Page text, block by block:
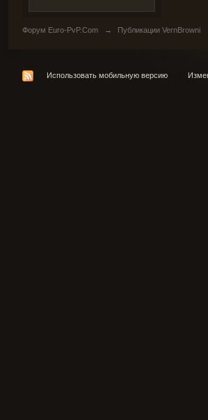
Форум Euro-PvP.Com → Публикации VernBrowni
Использовать мобильную версию